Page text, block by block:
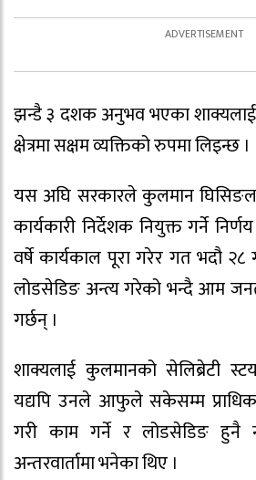
झन्डै ३ दशक अनुभव भएका शाक्यलाई
क्षेत्रमा सक्षम व्यक्तिको रुपमा लिइन्छ ।
यस अघि सरकारले कुलमान
कार्यकारी निर्देशक नियुक्त गर्ने
वर्षे कार्यकाल पूरा गरेर गत भदौ २८
लोडसेडिङ अन्त्य गरेको भन्दै आम
गर्छन् ।
शाक्यलाई कुलमानको सेलिब्रेटी
यद्यपि उनले आफुले सकेसम्म
गरी काम गर्ने र लोडसेडिङ हुनै
अन्तरवार्तामा भनेका थिए ।